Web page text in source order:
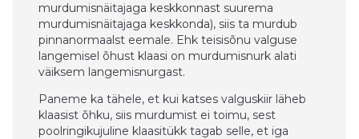
murdumisnäitajaga keskkonnast suurema
murdumisnäitajaga keskkonda), siis ta murdub
pinnanormaalst eemale. Ehk teisisõnu valguse
langemisel õhust klaasi on murdumisnurk alati
väiksem langemisnurgast.
Paneme ka tähele, et kui katses valguskiir läheb
klaasist õhku, siis murdumist ei toimu, sest
poolringikujuline klaasitükk tagab selle, et iga